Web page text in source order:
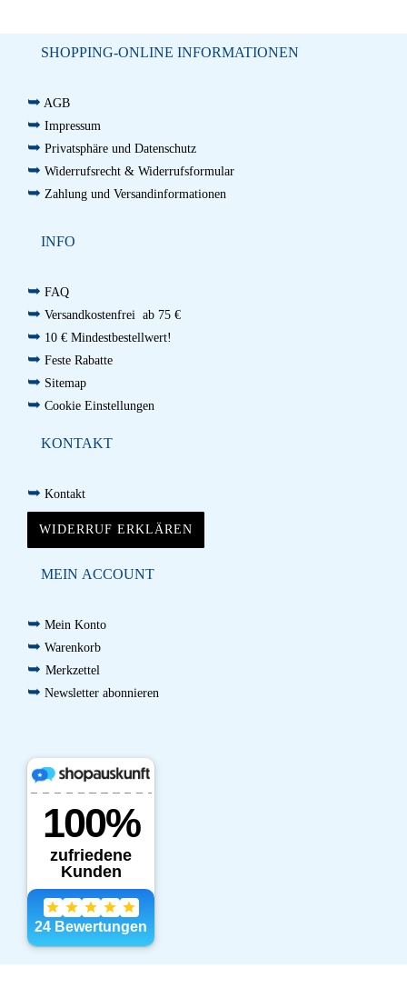
SHOPPING-ONLINE INFORMATIONEN
➥ AGB
➥ Impressum
➥ Privatsphäre und Datenschutz
➥ Widerrufsrecht & Widerrufsformular
➥ Zahlung und Versandinformationen
INFO
➥ FAQ
➥ Versandkostenfrei ab 75 €
➥ 10 € Mindestbestellwert!
➥ Feste Rabatte
➥ Sitemap
➥ Cookie Einstellungen
KONTAKT
➥ Kontakt
WIDERRUF ERKLÄREN
MEIN ACCOUNT
➥ Mein Konto
➥ Warenkorb
➥ Merkzettel
➥ Newsletter abonnieren